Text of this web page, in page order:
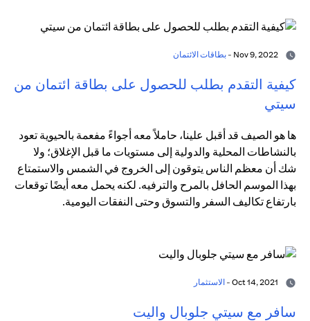
بطاقات الائتمان
كيفية التقدم بطلب للحصول على بطاقة ائتمان من
سيتي
ها هو الصيف قد أقبل علينا، حاملاً معه أجواءً مفعمة بالحيوية تعود
بالنشاطات المحلية والدولية إلى مستويات ما قبل الإغلاق؛ ولا
شك أن معظم الناس يتوقون إلى الخروج في الشمس والاستمتاع
بهذا الموسم الحافل بالمرح والترفيه. لكنه يحمل معه أيضًا توقعات
بارتفاع تكاليف السفر والتسوق وحتى النفقات اليومية.
الاستثمار
سافر مع سيتي جلوبال واليت